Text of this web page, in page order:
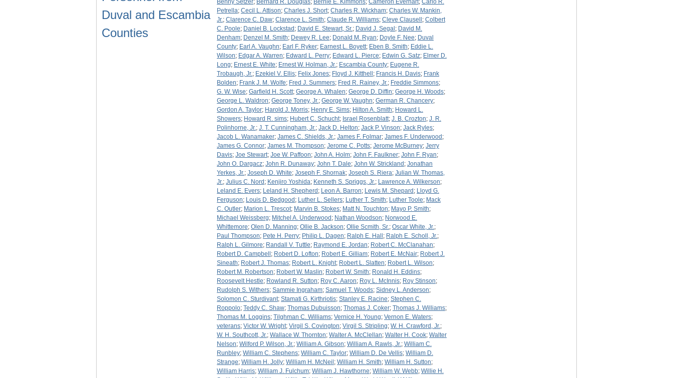
Duval and Escambia
Counties
Benny Setzer; Bernard R. Douglas; Bernie E. Kimmons; Cameron Everhart; Carlo R.
Petrella; Cecil L. Attison; Charles J. Short; Charles R. Wickham; Charles W. Mankin,
Jr.; Clarence C. Daw; Clarence L. Smith; Claude R. Williams; Cleve Clausell ; Colbert
C. Poole; Daniel B. Lockstad ; David E. Stewart, Sr.; David J. Segal ; David M.
Denham; Denzel M. Smith; Dewey R. Lee; Donald M. Ryan; Doyle F. Nee; Duval
County; Earl A. Vaughn; Earl F. Ryker; Earnest L. Boyett; Eben B. Smith; Eddie L.
Wilson; Edgar A. Warren; Edward L. Perry; Edward L. Pierce; Edwin G. Satz; Elmer D.
Long; Ernest E. White; Ernest W. Holman, Jr.; Escambia County; Eugene R.
Trobaugh, Jr.; Ezekiel V. Ellis; Felix Jones; Floyd J. Kitthell ; Francis H. Davis; Frank
Bolden; Frank J. M. Wolfe; Fred J. Summers; Fred R. Rainey, Jr.; Freddie Simmons;
G. W. Wise; Garfield H. Scott; George A. Whalen; George D. Diffin; George H. Woods;
George L. Waldron; George Toney, Jr.; George W. Vaughn; German R. Chancery;
Gordon A. Taylor; Harold J. Morris; Henry E. Sims; Hilton A. Smith; Howard L.
Showers; Howard R. sims; Hubert C. Schucht; Israel Rosenblatt; J. B. Crozton; J. R.
Polinhorne, Jr.; J. T. Cunningham, Jr.; Jack D. Helton; Jack P. Vinson; Jack Ryles;
Jacob L. Wanamaker; James C. Shields, Jr.; James F. Folmar; James F. Underwood ;
James G. Connor; James M. Thompson; Jerome C. Potts; Jerome McBurney; Jerry
Davis; Joe Stewart; Joe W. Paffoon; John A. Holm; John F. Faulkner; John F. Ryan;
John O. Dargacz; John R. Dunaway; John T. Dale; John W. Strickland ; Jonathan
Yerkes, Jr.; Joseph D. White; Joseph F. Shornak; Joseph S. Riera; Julian W. Thomas,
Jr.; Julius C. Nord ; Kenjiro Yoshida; Kenneth S. Spriggs, Jr.; Lawrence A. Wilkerson;
Leland E. Evers; Leland H. Shepherd ; Leon A. Barron; Lewis M. Shepard ; Lloyd G.
Ferguson; Louis D. Bedgood ; Luther L. Sellers; Luther T. Smith; Luther Toole; Mack
C. Outler; Marion L. Trescot; Marvin B. Stokes; Matt N. Touchton; Mayo P. Smith;
Michael Weissberg; Mitchel A. Underwood ; Nathan Woodson; Norwood E.
Whittemore; Olen D. Manning; Ollie B. Jackson; Ollie Scmith, Sr.; Oscar White, Jr.;
Paul Thompson; Pete H. Perry; Philip L. Dagen; Ralph E. Hall ; Ralph E. Scholl, Jr.;
Ralph L. Gilmore; Randall V. Tuttle; Raymond E. Jordan; Robert C. McClanahan;
Robert D. Campbell ; Robert D. Lofton; Robert E. Gilliam; Robert E. McNair; Robert J.
Sineath; Robert J. Thomas; Robert L. Knight; Robert L. Slatten; Robert L. Wilson;
Robert M. Robertson; Robert W. Maslin; Robert W. Smith; Ronald H. Eddins;
Roosevelt Hestle; Rowland R. Sutton; Roy C. Aaron; Roy L. McInnis; Roy Stinson;
Rudolph S. Withers; Sammie Ingraham; Samuel T. Woods; Sidney L. Anderson;
Solomon C. Sturdivant; Stamati G. Kirthriotis; Stanley E. Racine; Stephen C.
Roppolo; Teddy C. Shaw; Thomas Dubuisson; Thomas J. Coker; Thomas J. Williams;
Thomas M. Loggins; Tilghman C. Williams; Vernice H. Young; Vernon E. Waters;
veterans; Victor W. Wright; Virgil S. Covington; Virgil S. Stripling; W. H. Crawford, Jr.;
W. H. Southcott, Jr.; Wallace W. Thornton; Walter A. McClellan; Walter H. Cook; Walter
Nelson; Wilford P. Wilson, Jr.; William A. Gibson; William A. Rawls, Jr.; William C.
Runbley; William C. Stephens; William C. Taylor; William D. De Vellis; William D.
Strange; William H. Jolly; William H. McNeil ; William H. Smith; William H. Sutton;
William Harris; William J. Fulchum; William J. Hawthorne; William W. Webb; Willie H.